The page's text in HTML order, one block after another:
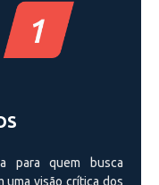
para quem busca
uma visão crí­tica dos